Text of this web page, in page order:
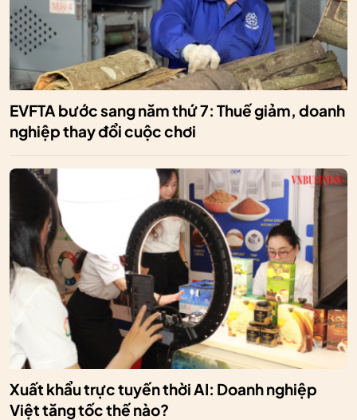
EVFTA bước sang năm thứ 7: Thuế giảm, doanh
nghiệp thay đổi cuộc chơi
Xuất khẩu trực tuyến thời AI: Doanh nghiệp
Việt tăng tốc thế nào?